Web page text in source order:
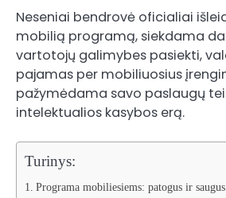
Neseniai bendrovė oficialiai
mobilią programą, siekdama
vartotojų galimybes pasiekti,
pajamas per mobiliuosius
pažymėdama savo paslaugų
intelektualios kasybos erą.
Turinys:
Programa mobiliesiems: patogus ir